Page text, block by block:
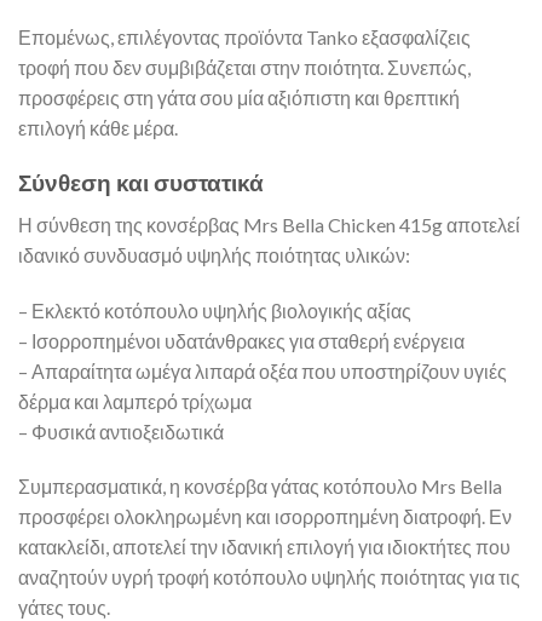
Επομένως, επιλέγοντας προϊόντα Tanko εξασφαλίζεις
τροφή που δεν συμβιβάζεται στην ποιότητα. Συνεπώς,
προσφέρεις στη γάτα σου μία αξιόπιστη και θρεπτική
επιλογή κάθε μέρα.
Σύνθεση και συστατικά
Η σύνθεση της κονσέρβας Mrs Bella Chicken 415g αποτελεί
ιδανικό συνδυασμό υψηλής ποιότητας υλικών:
– Εκλεκτό κοτόπουλο υψηλής βιολογικής αξίας
– Ισορροπημένοι υδατάνθρακες για σταθερή ενέργεια
– Απαραίτητα ωμέγα λιπαρά οξέα που υποστηρίζουν υγιές
δέρμα και λαμπερό τρίχωμα
– Φυσικά αντιοξειδωτικά
Συμπερασματικά, η κονσέρβα γάτας κοτόπουλο Mrs Bella
προσφέρει ολοκληρωμένη και ισορροπημένη διατροφή. Εν
κατακλείδι, αποτελεί την ιδανική επιλογή για ιδιοκτήτες που
αναζητούν υγρή τροφή κοτόπουλο υψηλής ποιότητας για τις
γάτες τους.